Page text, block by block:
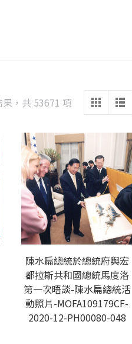
，共 53671 項 Sorted
latest
陳水扁總統於總統府與宏
都拉斯共和國總統馬度洛
第一次晤談-陳水扁總統活
動照片-MOFA109179CF-
2020-12-PH00080-048